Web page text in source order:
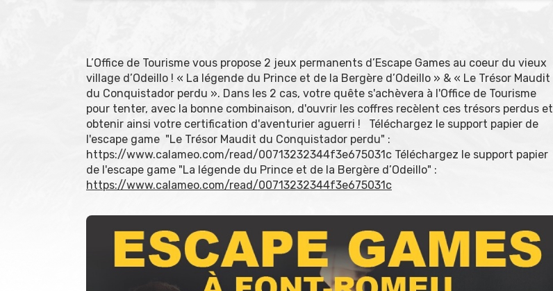
L’Office de Tourisme vous propose 2 jeux permanents d’Escape Games au coeur du vieux
village d’Odeillo ! « La légende du Prince et de la Bergère d’Odeillo » & « Le Trésor Maudit
du Conquistador perdu ». Dans les 2 cas, votre quête s'achèvera à l'Office de Tourisme
pour tenter, avec la bonne combinaison, d'ouvrir les coffres recèlent ces trésors perdus et
obtenir ainsi votre certification d'aventurier aguerri ! Téléchargez le support papier de
l'escape game "Le Trésor Maudit du Conquistador perdu" :
https://www.calameo.com/read/00713232344f3e675031c Téléchargez le support papier
de l'escape game "La légende du Prince et de la Bergère d’Odeillo" :
https://www.calameo.com/read/00713232344f3e675031c